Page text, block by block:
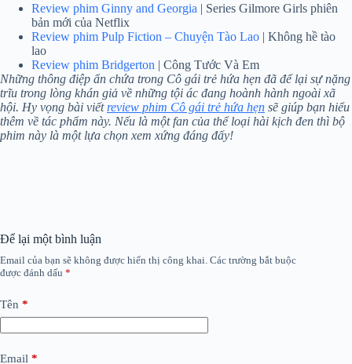
Review phim Ginny and Georgia | Series Gilmore Girls phiên
bản mới của Netflix
Review phim Pulp Fiction – Chuyện Tào Lao | Không hề tào
lao
Review phim Bridgerton | Công Tước Và Em
Những thông điệp ẩn chứa trong Cô gái trẻ hứa hẹn đã để lại sự nặng
trĩu trong lòng khán giả về những tội ác đang hoành hành ngoài xã
hội. Hy vọng bài viết review phim Cô gái trẻ hứa hẹn sẽ giúp bạn hiểu
thêm về tác phẩm này. Nếu là một fan của thể loại hài kịch đen thì bộ
phim này là một lựa chọn xem xứng đáng đấy!
Để lại một bình luận
Email của bạn sẽ không được hiển thị công khai. Các trường bắt buộc
được đánh dấu *
Tên *
Email *